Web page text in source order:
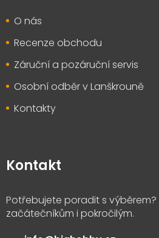
O nás
Recenze obchodu
Záruční a pozáruční servis
Osobní odběr v Lanškrouně
Kontakty
Kontakt